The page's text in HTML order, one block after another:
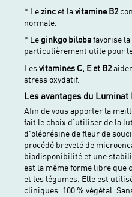
* Lezinc et lavitamine B2
normale.
* Le ginkgo bilobafavorise
particulièrement utile pour
Lesvitamines C, E et B2
stress oxydatif.
Les avantages du Luminat
Afin de vous apporter la
fait le choix d'utiliser de la
d'oléorésine de fleur de
procédé breveté de
biodisponibilité et une
est la même forme libre que
et les légumes. Elle est
cliniques. 100 % végétal.